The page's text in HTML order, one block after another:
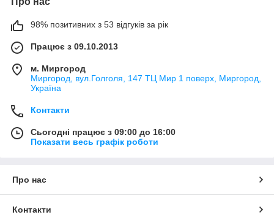
98% позитивних з 53 відгуків за рік
Працює з 09.10.2013
м. Миргород
Миргород, вул.Голголя, 147 ТЦ Мир 1 поверх, Миргород,
Україна
Контакти
Сьогодні працює з 09:00 до 16:00
Показати весь графік роботи
Про нас
Контакти